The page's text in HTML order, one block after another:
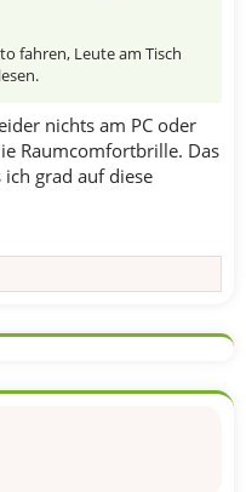
fahren, Leute am Tisch
nichts am PC oder
Raumcomfortbrille. Das
grad auf diese